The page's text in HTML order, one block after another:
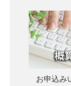
お申込み